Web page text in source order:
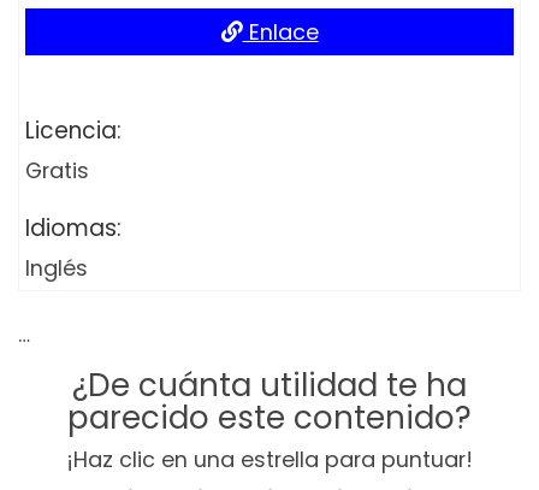
Enlace
Licencia:
Gratis
Idiomas:
Inglés
…
¿De cuánta utilidad te ha
parecido este contenido?
¡Haz clic en una estrella para puntuar!